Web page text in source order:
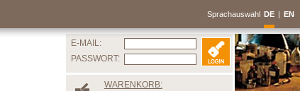
Sprachauswahl DE | EN
E-MAIL:
PASSWORT:
WARENKORB: